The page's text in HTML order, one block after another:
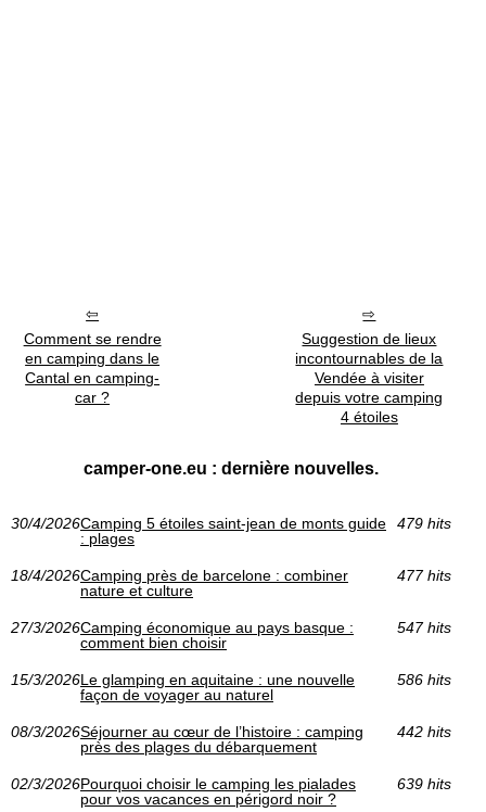
Comment se rendre
en camping dans le
Cantal en camping-
car ?
Suggestion de lieux
incontournables de la
Vendée à visiter
depuis votre camping
4 étoiles
camper-one.eu : dernière nouvelles.
30/4/2026Camping 5 étoiles saint-jean de monts guide
: plages
479 hits
18/4/2026Camping près de barcelone : combiner
nature et culture
477 hits
27/3/2026Camping économique au pays basque :
comment bien choisir
547 hits
15/3/2026Le glamping en aquitaine : une nouvelle
façon de voyager au naturel
586 hits
08/3/2026Séjourner au cœur de l’histoire : camping
près des plages du débarquement
442 hits
02/3/2026Pourquoi choisir le camping les pialades
pour vos vacances en périgord noir ?
639 hits